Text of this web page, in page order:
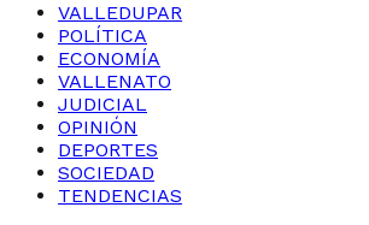
VALLEDUPAR
POLÍTICA
ECONOMÍA
VALLENATO
JUDICIAL
OPINIÓN
DEPORTES
SOCIEDAD
TENDENCIAS